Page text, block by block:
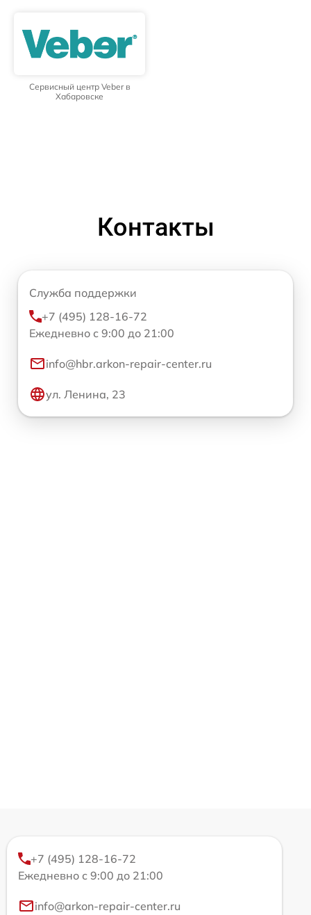
Сервисный центр Veber в
Хабаровске
Контакты
Служба поддержки
+7 (495) 128-16-72
Ежедневно с 9:00 до 21:00
info@hbr.arkon-repair-center.ru
ул. Ленина, 23
+7 (495) 128-16-72
Ежедневно с 9:00 до 21:00
info@arkon-repair-center.ru